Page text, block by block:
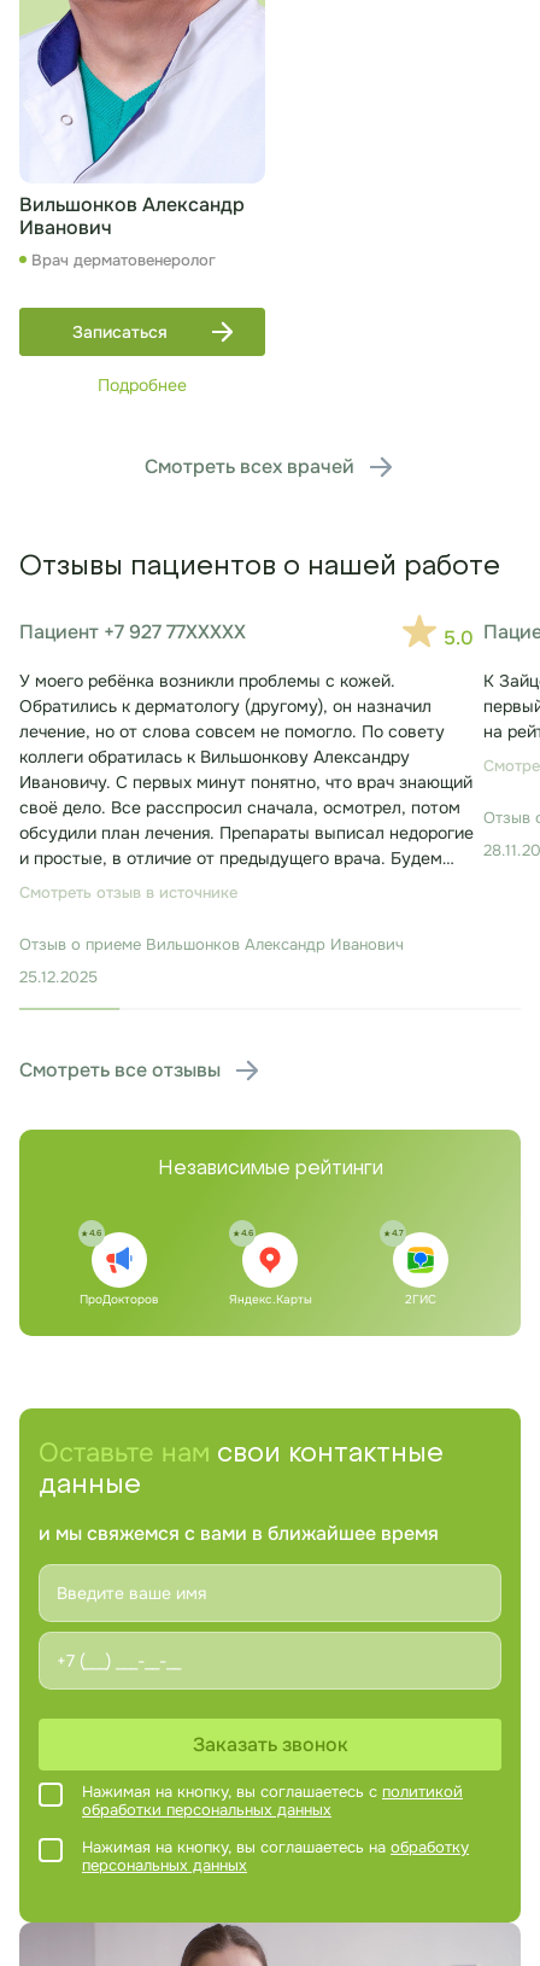
Вильшонков Александр
Иванович
Врач дерматовенеролог
Записаться
Подробнее
Смотреть всех врачей
Отзывы пациентов о нашей работе
Пациент +7 927 77XXXXX 5.0
У моего ребёнка возникли проблемы с кожей.
Обратились к дерматологу (другому), он назначил
лечение, но от слова совсем не помогло. По совету
коллеги обратилась к Вильшонкову Александру
Ивановичу. С первых минут понятно, что врач знающий
своё дело. Все расспросил сначала, осмотрел, потом
обсудили план лечения. Препараты выписал недорогие
и простые, в отличие от предыдущего врача. Будем
лечиться. Консультация заняла около 30 минут.
Смотреть отзыв в источнике
Отзыв о приеме Вильшонков Александр Иванович
25.12.2025
К
на
Отзыв
Смотреть все отзывы
Независимые рейтинги
4.6
ПроДокторов
4.6
Яндекс.Карты
4.7
2ГИС
Оставьте нам свои контактные
данные
и мы свяжемся с вами в ближайшее время
Заказать звонок
Нажимая на кнопку, вы соглашаетесь с политикой
обработки персональных данных
Нажимая на кнопку, вы соглашаетесь на обработку
персональных данных